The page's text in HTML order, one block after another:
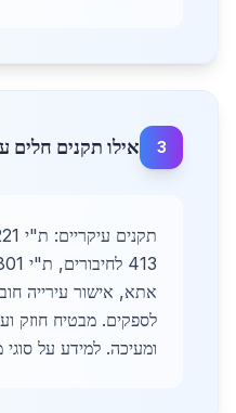
3 אילו תקנים חלים
לספקים. מבטיח חוזק
ומעיכה. למידע על סוגי